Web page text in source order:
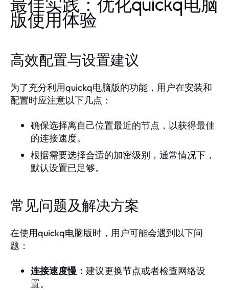
最佳实践：优化quickq电脑
版使用体验
高效配置与设置建议
为了充分利用quickq电脑版的功能，用户在安装和
配置时应注意以下几点：
确保选择离自己位置最近的节点，以获得最佳
的连接速度。
根据需要选择合适的加密级别，通常情况下，
默认设置已足够。
常见问题及解决方案
在使用quickq电脑版时，用户可能会遇到以下问
题：
连接速度慢： 建议更换节点或者检查网络设
置。